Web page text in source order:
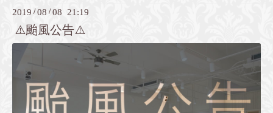
2019 /08 /08 21:19
⚠️颱風公告⚠️